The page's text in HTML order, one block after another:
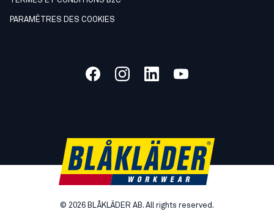
PARAMÈTRES DES COOKIES
© 2026 BLÅKLÄDER AB. All rights reserved.